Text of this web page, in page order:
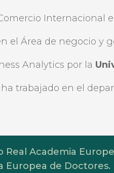
Internacional
el Área de negocio y
Analytics por la
trabajado en el
Real Academia
Europea de Doctores.